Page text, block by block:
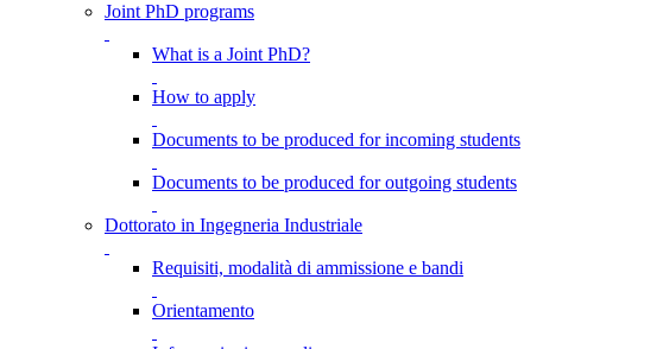
Joint PhD programs
What is a Joint PhD?
How to apply
Documents to be produced for incoming students
Documents to be produced for outgoing students
Dottorato in Ingegneria Industriale
Requisiti, modalità di ammissione e bandi
Orientamento